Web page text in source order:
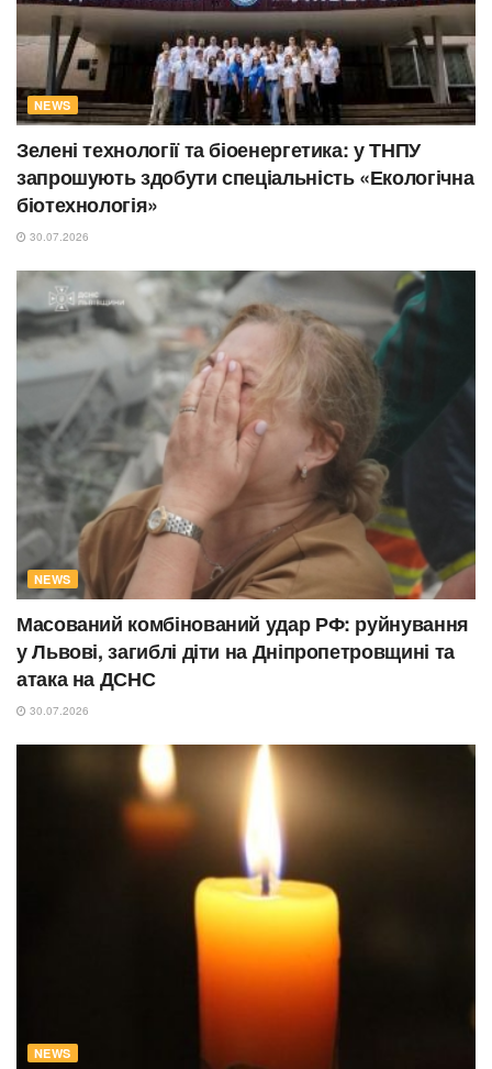
NEWS
Зелені технології та біоенергетика: у ТНПУ
запрошують здобути спеціальність «Екологічна
біотехнологія»
30.07.2026
NEWS
Масований комбінований удар РФ: руйнування
у Львові, загиблі діти на Дніпропетровщині та
атака на ДСНС
30.07.2026
NEWS